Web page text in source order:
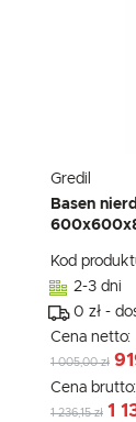
Gredil
Basen
Kod
2-3 dni
0 zł -
Cena netto:
1 005,00 zł
Cena brutto:
1 236,15 zł 1